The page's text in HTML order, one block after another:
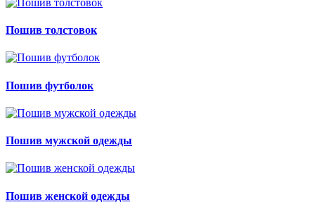
Пошив толстовок
Пошив футболок
Пошив мужской одежды
Пошив женской одежды